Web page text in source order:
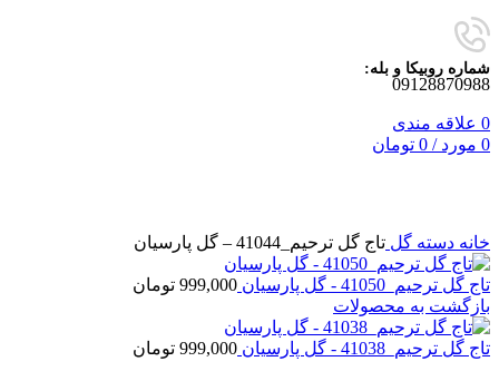
شماره روبیکا و بله:
09128870988
0 علاقه مندی
0 مورد /
0 تومان
خانه دسته گل تاج گل ترحیم_41044 – گل پارسیان
تاج گل ترحیم_41050 - گل پارسیان 999,000 تومان
بازگشت به محصولات
تاج گل ترحیم_41038 - گل پارسیان 999,000 تومان